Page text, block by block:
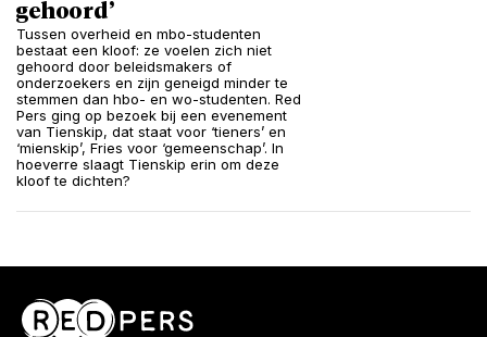
gehoord’
Tussen overheid en mbo-studenten
bestaat een kloof: ze voelen zich niet
gehoord door beleidsmakers of
onderzoekers en zijn geneigd minder te
stemmen dan hbo- en wo-studenten. Red
Pers ging op bezoek bij een evenement
van Tienskip, dat staat voor ‘tieners’ en
‘mienskip’, Fries voor ‘gemeenschap’. In
hoeverre slaagt Tienskip erin om deze
kloof te dichten?